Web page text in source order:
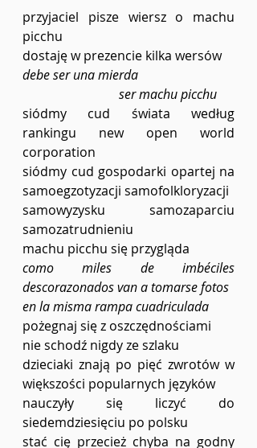
przyjaciel pisze wiersz o machu
picchu
dostaję w prezencie kilka wersów
debe ser una mierda
ser machu picchu
siódmy cud świata według
rankingu new open world
corporation
siódmy cud gospodarki opartej na
samoegzotyzacji samofolkloryzacji
samowyzysku samozaparciu
samozatrudnieniu
machu picchu się przygląda
como miles de imbéciles
descorazonados van a tomarse fotos
en la misma rampa cuadriculada
pożegnaj się z oszczędnościami
nie schodź nigdy ze szlaku
dzieciaki znają po pięć zwrotów w
większości popularnych języków
nauczyły się liczyć do
siedemdziesięciu po polsku
stać cię przecież chyba na godny